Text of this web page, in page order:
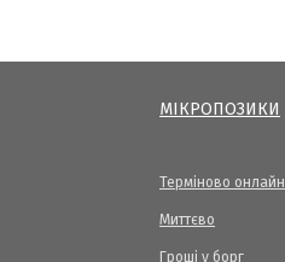
МІКРОПОЗИКИ
Терміново онлайн
Миттєво
Гроші у борг